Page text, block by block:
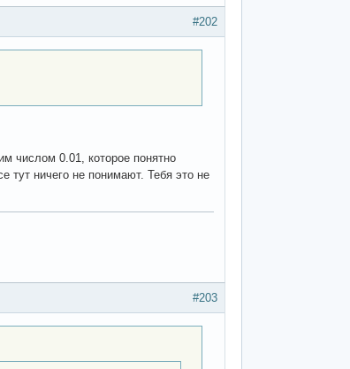
#202
числом 0.01, которое понятно
тут ничего не понимают. Тебя это не
#203